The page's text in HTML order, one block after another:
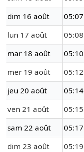
dim 16 août
05:07
lun 17 août
05:08
mar 18 août
05:10
mer 19 août
05:12
jeu 20 août
05:14
ven 21 août
05:15
sam 22 août
05:17
dim 23 août
05:19